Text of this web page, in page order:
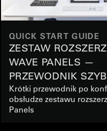
QUICK START GUIDE
ZESTAW
WAVE PANELS —
PRZEWODNIK
STARTU
Krótki przewodnik po
obsłudze zestawu
Panels